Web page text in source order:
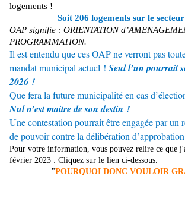
logements !
Soit 206 logements sur le
OAP signifie : ORIENTATION
PROGRAMMATION.
Il est entendu que ces OAP ne verront pas
mandat municipal actuel ! Seul l’un pourrait
2026 !
Que fera la future municipalité en cas
Nul n’est maitre de son destin !
Une contestation pourrait être engagée par un
de pouvoir contre la délibération
Pour votre information, vous pouvez relire ce que
février 2023 : Cliquez sur le lien ci-dessous.
"POURQUOI DONC VOULOIR